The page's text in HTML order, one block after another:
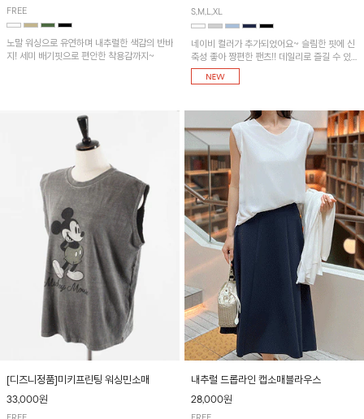
FREE
노말 워싱으로 유연하며 내추럴한 색감의 반바
지! 세미 배기핏으로 편안한 착용감까지~
S,M,L,XL
네이비 컬러가 추가되었어요~ 슬림한 핏에 신
축성 좋아 짱편한 팬츠!! 데일리로 즐길 수 있
는 기본 컬러들로 준비했어요~
[디즈니정품]미키프린팅 워싱민소매
33,000원
내추럴 드롭라인 캡소매블라우스
28,000원